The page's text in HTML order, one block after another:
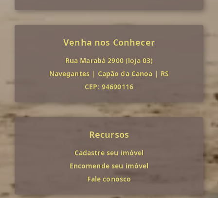
Venha nos Conhecer
Rua Marabá 2900 (loja 03)
Navegantes | Capão da Canoa | RS
CEP: 94690116
Recursos
Cadastre seu imóvel
Encomende seu imóvel
Fale conosco